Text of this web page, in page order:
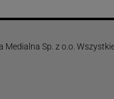
Medialna Sp. z o.o.